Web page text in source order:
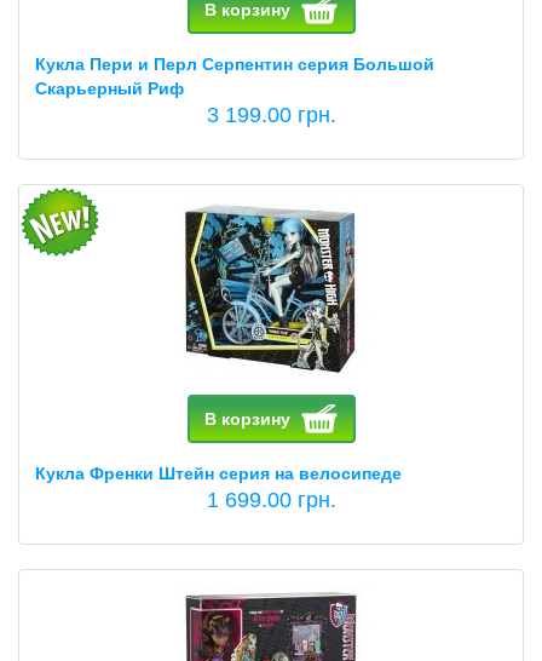
В корзину
Кукла Пери и Перл Серпентин серия Большой
Скарьерный Риф
3 199.00 грн.
В корзину
Кукла Френки Штейн серия на велосипеде
1 699.00 грн.